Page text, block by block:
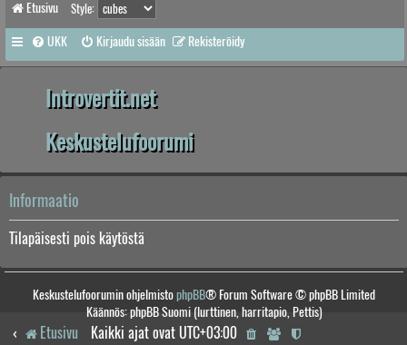
Etusivu Style:
UKK Kirjaudu sisään Rekisteröidy
Introvertit.net
Keskustelufoorumi
Informaatio
Tilapäisesti pois käytöstä
Keskustelufoorumin ohjelmistophpBB® Forum Software © phpBB Limited
Käännös: phpBB Suomi (lurttinen, harritapio, Pettis)
Etusivu Kaikki ajat ovat UTC+03:00